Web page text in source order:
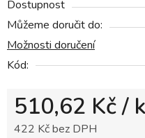
Dostupnost
Můžeme doručit do:
Možnosti doručení
Kód:
510,62 Kč/
422 Kč bez DPH